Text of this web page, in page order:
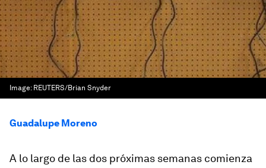
Image: REUTERS/Brian Snyder
Guadalupe Moreno
A lo largo de las dos próximas semanas comienza